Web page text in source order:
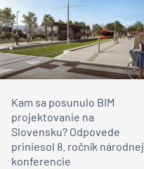
Kam sa posunulo BIM
projektovanie na
Slovensku? Odpovede
priniesol 8. ročník národnej
konferencie